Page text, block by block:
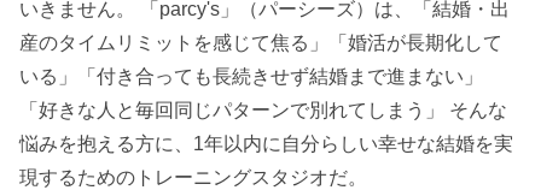
いきません。 「parcy's」（パーシーズ）は、「結婚・出
産のタイムリミットを感じて焦る」「婚活が長期化して
いる」「付き合っても長続きせず結婚まで進まない」
「好きな人と毎回同じパターンで別れてしまう」 そんな
悩みを抱える方に、1年以内に自分らしい幸せな結婚を実
現するためのトレーニングスタジオだ。